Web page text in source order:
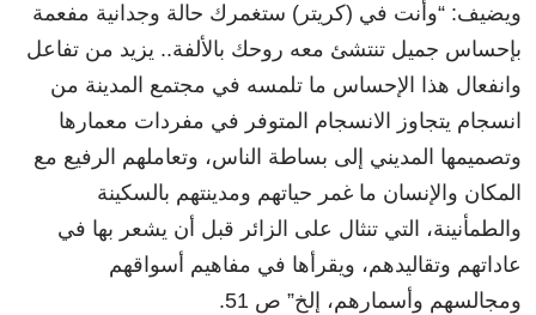
ويضيف: “وأنت في (كريتر) ستغمرك حالة وجدانية مفعمة
بإحساس جميل تنتشئ معه روحك بالألفة.. يزيد من تفاعل
وانفعال هذا الإحساس ما تلمسه في مجتمع المدينة من
انسجام يتجاوز الانسجام المتوفر في مفردات معمارها
وتصميمها المديني إلى بساطة الناس، وتعاملهم الرفيع مع
المكان والإنسان ما غمر حياتهم ومدينتهم بالسكينة
والطمأنينة، التي تنثال على الزائر قبل أن يشعر بها في
عاداتهم وتقاليدهم، ويقرأها في مفاهيم أسواقهم
ومجالسهم وأسمارهم، إلخ” ص 51.